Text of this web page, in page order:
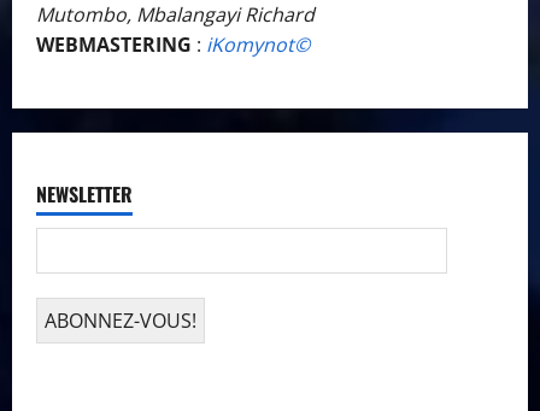
Mutombo, Mbalangayi Richard
WEBMASTERING : iKomynot©️
NEWSLETTER